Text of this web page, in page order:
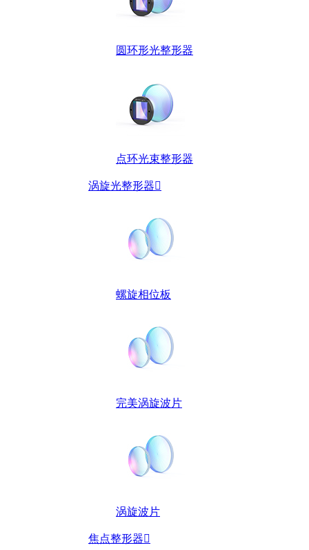
圆环形光整形器
点环光束整形器
涡旋光整形器
螺旋相位板
完美涡旋波片
涡旋波片
焦点整形器